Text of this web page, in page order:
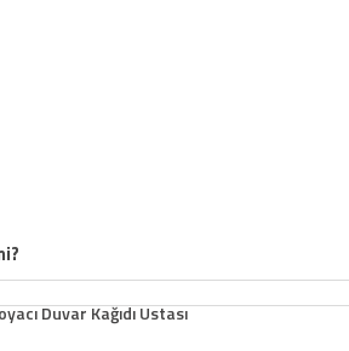
Duvar Kağıdı Ustası